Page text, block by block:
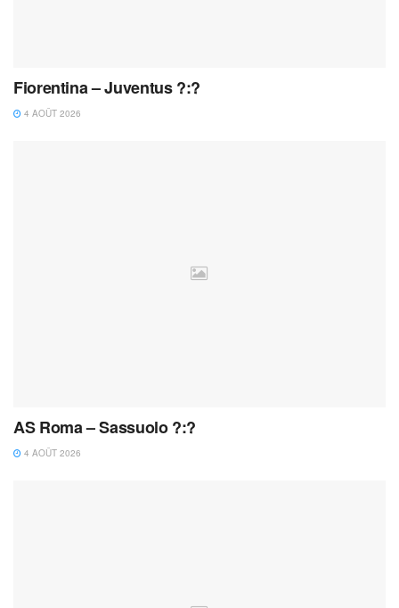
Fiorentina – Juventus ?:?
4 AOÛT 2026
AS Roma – Sassuolo ?:?
4 AOÛT 2026